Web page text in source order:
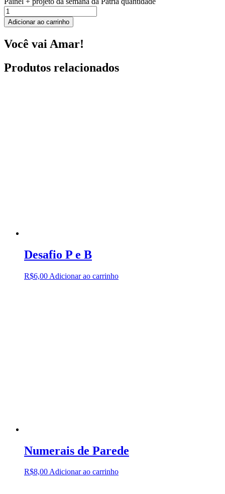
Adicionar ao carrinho
Você vai Amar!
Produtos relacionados
Desafio P e B
R$6,00 Adicionar ao carrinho
Numerais de Parede
R$8,00Adicionar ao carrinho